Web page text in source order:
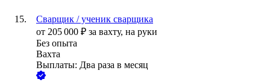
Сварщик / ученик сварщика
от 205 000 ₽ за вахту, на руки
Без опыта
Вахта
Выплаты: Два раза в месяц